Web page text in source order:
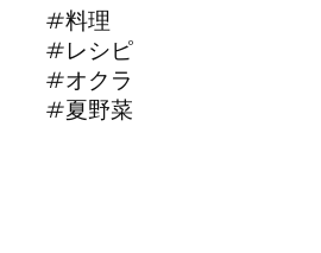
#料理
#レシピ
#オクラ
#夏野菜